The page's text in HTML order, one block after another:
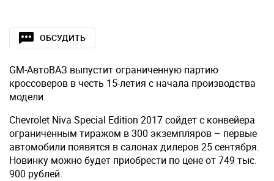
ОБСУДИТЬ
GM-АвтоВАЗ выпустит ограниченную партию
кроссоверов в честь 15-летия с начала производства
модели.
Chevrolet Niva Special Edition 2017 сойдет с конвейера
ограниченным тиражом в 300 экземпляров – первые
автомобили появятся в салонах дилеров 25 сентября.
Новинку можно будет приобрести по цене от 749 тыс.
900 рублей.